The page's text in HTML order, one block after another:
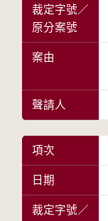
裁定字號／
原分案號
案由
聲請人
項次
日期
裁定字號／